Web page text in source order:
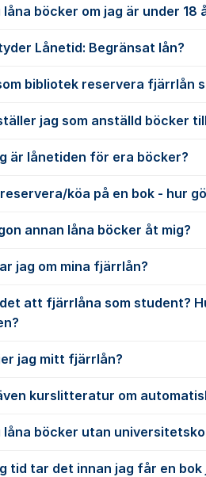
låna böcker om jag är under 18
Lånetid: Begränsat lån?
bibliotek reservera fjärrlån
jag som anställd böcker
är lånetiden för era böcker?
köa på en bok - hur
annan låna böcker åt mig?
jag om mina fjärrlån?
att fjärrlåna som student?
jag mitt fjärrlån?
kurslitteratur om
låna böcker utan
tid tar det innan jag får en